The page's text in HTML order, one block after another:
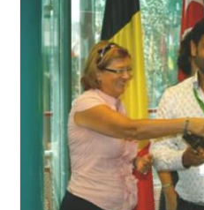
Las
BECAS
ERASMUS
+
Realizando
En
Casi
Todos
Los
Países
De
Europa
Prácticas
Profesionales